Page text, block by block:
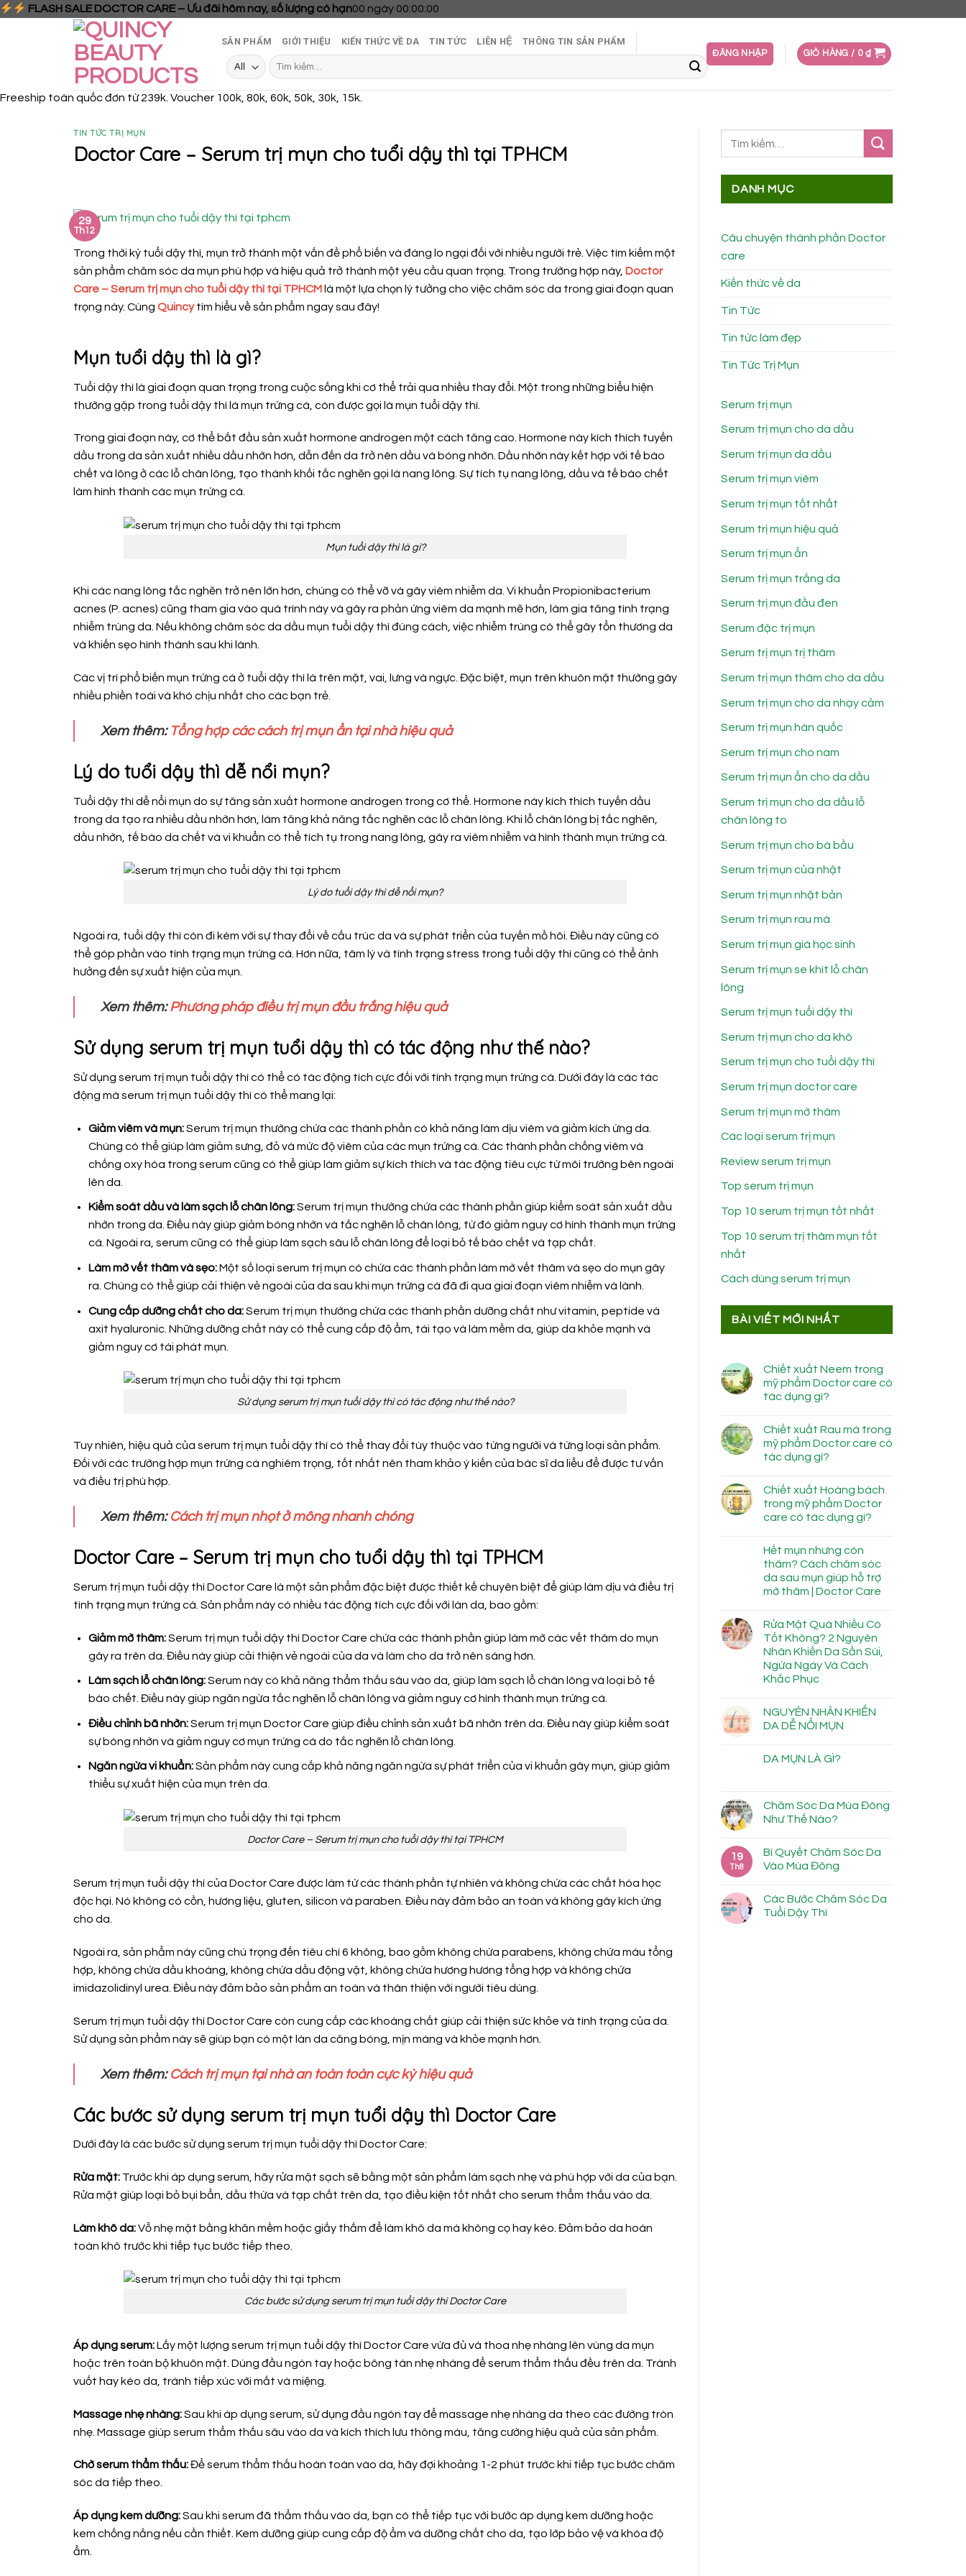
FLASH SALE DOCTOR CARE – Ưu đãi hôm nay, số lượng có hạn00 ngày 00:00:00
SẢN PHẨM GIỚI THIỆU KIẾN THỨC VỀ DA TIN TỨC LIÊN HỆ THÔNG TIN SẢN PHẨM
Tìm
kiếm:
ĐĂNG NHẬP GIỎ HÀNG / 0 ₫
Freeship toàn quốc đơn từ 239k. Voucher 100k, 80k, 60k, 50k, 30k, 15k.
TIN TỨC TRỊ MỤN
Doctor Care – Serum trị mụn cho tuổi dậy thì tại TPHCM
29
Th12
Trong thời kỳ tuổi dậy thì, mụn trở thành một vấn đề phổ biến và đáng lo ngại đối với nhiều người trẻ. Việc tìm kiếm một
sản phẩm chăm sóc da mụn phù hợp và hiệu quả trở thành một yêu cầu quan trọng. Trong trường hợp này, Doctor
Care – Serum trị mụn cho tuổi dậy thì tại TPHCM là một lựa chọn lý tưởng cho việc chăm sóc da trong giai đoạn quan
trọng này. Cùng Quincytìm hiểu về sản phẩm ngay sau đây!
Mụn tuổi dậy thì là gì?
Tuổi dậy thì là giai đoạn quan trọng trong cuộc sống khi cơ thể trải qua nhiều thay đổi. Một trong những biểu hiện
thường gặp trong tuổi dậy thì là mụn trứng cá, còn được gọi là mụn tuổi dậy thì.
Trong giai đoạn này, cơ thể bắt đầu sản xuất hormone androgen một cách tăng cao. Hormone này kích thích tuyến
dầu trong da sản xuất nhiều dầu nhờn hơn, dẫn đến da trở nên dầu và bóng nhờn. Dầu nhờn này kết hợp với tế bào
chết và lông ở các lỗ chân lông, tạo thành khối tắc nghẽn gọi là nang lông. Sự tích tụ nang lông, dầu và tế bào chết
làm hình thành các mụn trứng cá.
Mụn tuổi dậy thì là gì?
Khi các nang lông tắc nghẽn trở nên lớn hơn, chúng có thể vỡ và gây viêm nhiễm da. Vi khuẩn Propionibacterium
acnes (P. acnes) cũng tham gia vào quá trình này và gây ra phản ứng viêm da mạnh mẽ hơn, làm gia tăng tình trạng
nhiễm trùng da. Nếu không chăm sóc da dầu mụn tuổi dậy thì đúng cách, việc nhiễm trùng có thể gây tổn thương da
và khiến sẹo hình thành sau khi lành.
Các vị trí phổ biến mụn trứng cá ở tuổi dậy thì là trên mặt, vai, lưng và ngực. Đặc biệt, mụn trên khuôn mặt thường gây
nhiều phiền toái và khó chịu nhất cho các bạn trẻ.
Xem thêm: Tổng hợp các cách trị mụn ẩn tại nhà hiệu quả
Lý do tuổi dậy thì dễ nổi mụn?
Tuổi dậy thì dễ nổi mụn do sự tăng sản xuất hormone androgen trong cơ thể. Hormone này kích thích tuyến dầu
trong da tạo ra nhiều dầu nhờn hơn, làm tăng khả năng tắc nghẽn các lỗ chân lông. Khi lỗ chân lông bị tắc nghẽn,
dầu nhờn, tế bào da chết và vi khuẩn có thể tích tụ trong nang lông, gây ra viêm nhiễm và hình thành mụn trứng cá.
Lý do tuổi dậy thì dễ nổi mụn?
Ngoài ra, tuổi dậy thì còn đi kèm với sự thay đổi về cấu trúc da và sự phát triển của tuyến mồ hôi. Điều này cũng có
thể góp phần vào tình trạng mụn trứng cá. Hơn nữa, tâm lý và tình trạng stress trong tuổi dậy thì cũng có thể ảnh
hưởng đến sự xuất hiện của mụn.
Xem thêm: Phương pháp điều trị mụn đầu trắng hiệu quả
Sử dụng serum trị mụn tuổi dậy thì có tác động như thế nào?
Sử dụng serum trị mụn tuổi dậy thì có thể có tác động tích cực đối với tình trạng mụn trứng cá. Dưới đây là các tác
động mà serum trị mụn tuổi dậy thì có thể mang lại:
Giảm viêm và mụn:Serum trị mụn thường chứa các thành phần có khả năng làm dịu viêm và giảm kích ứng da.
Chúng có thể giúp làm giảm sưng, đỏ và mức độ viêm của các mụn trứng cá. Các thành phần chống viêm và
chống oxy hóa trong serum cũng có thể giúp làm giảm sự kích thích và tác động tiêu cực từ môi trường bên ngoài
lên da.
Kiểm soát dầu và làm sạch lỗ chân lông:Serum trị mụn thường chứa các thành phần giúp kiểm soát sản xuất dầu
nhờn trong da. Điều này giúp giảm bóng nhờn và tắc nghẽn lỗ chân lông, từ đó giảm nguy cơ hình thành mụn trứng
cá. Ngoài ra, serum cũng có thể giúp làm sạch sâu lỗ chân lông để loại bỏ tế bào chết và tạp chất.
Làm mờ vết thâm và sẹo:Một số loại serum trị mụn có chứa các thành phần làm mờ vết thâm và sẹo do mụn gây
ra. Chúng có thể giúp cải thiện vẻ ngoài của da sau khi mụn trứng cá đã đi qua giai đoạn viêm nhiễm và lành.
Cung cấp dưỡng chất cho da:Serum trị mụn thường chứa các thành phần dưỡng chất như vitamin, peptide và
axit hyaluronic. Những dưỡng chất này có thể cung cấp độ ẩm, tái tạo và làm mềm da, giúp da khỏe mạnh và
giảm nguy cơ tái phát mụn.
Sử dụng serum trị mụn tuổi dậy thì có tác động như thế nào?
Tuy nhiên, hiệu quả của serum trị mụn tuổi dậy thì có thể thay đổi tùy thuộc vào từng người và từng loại sản phẩm.
Đối với các trường hợp mụn trứng cá nghiêm trọng, tốt nhất nên tham khảo ý kiến của bác sĩ da liễu để được tư vấn
và điều trị phù hợp.
Xem thêm: Cách trị mụn nhọt ở mông nhanh chóng
Doctor Care – Serum trị mụn cho tuổi dậy thì tại TPHCM
Serum trị mụn tuổi dậy thì Doctor Care là một sản phẩm đặc biệt được thiết kế chuyên biệt để giúp làm dịu và điều trị
tình trạng mụn trứng cá. Sản phẩm này có nhiều tác động tích cực đối với làn da, bao gồm:
Giảm mờ thâm:Serum trị mụn tuổi dậy thì Doctor Care chứa các thành phần giúp làm mờ các vết thâm do mụn
gây ra trên da. Điều này giúp cải thiện vẻ ngoài của da và làm cho da trở nên sáng hơn.
Làm sạch lỗ chân lông:Serum này có khả năng thẩm thấu sâu vào da, giúp làm sạch lỗ chân lông và loại bỏ tế
bào chết. Điều này giúp ngăn ngừa tắc nghẽn lỗ chân lông và giảm nguy cơ hình thành mụn trứng cá.
Điều chỉnh bã nhờn:Serum trị mụn Doctor Care giúp điều chỉnh sản xuất bã nhờn trên da. Điều này giúp kiểm soát
sự bóng nhờn và giảm nguy cơ mụn trứng cá do tắc nghẽn lỗ chân lông.
Ngăn ngừa vi khuẩn:Sản phẩm này cung cấp khả năng ngăn ngừa sự phát triển của vi khuẩn gây mụn, giúp giảm
thiểu sự xuất hiện của mụn trên da.
Doctor Care – Serum trị mụn cho tuổi dậy thì tại TPHCM
Serum trị mụn tuổi dậy thì của Doctor Care được làm từ các thành phần tự nhiên và không chứa các chất hóa học
độc hại. Nó không có cồn, hương liệu, gluten, silicon và paraben. Điều này đảm bảo an toàn và không gây kích ứng
cho da.
Ngoài ra, sản phẩm này cũng chú trọng đến tiêu chí 6 không, bao gồm không chứa parabens, không chứa màu tổng
hợp, không chứa dầu khoáng, không chứa dầu động vật, không chứa hương hương tổng hợp và không chứa
imidazolidinyl urea. Điều này đảm bảo sản phẩm an toàn và thân thiện với người tiêu dùng.
Serum trị mụn tuổi dậy thì Doctor Care còn cung cấp các khoáng chất giúp cải thiện sức khỏe và tình trạng của da.
Sử dụng sản phẩm này sẽ giúp bạn có một làn da căng bóng, mịn màng và khỏe mạnh hơn.
Xem thêm: Cách trị mụn tại nhà an toàn toàn cực kỳ hiệu quả
Các bước sử dụng serum trị mụn tuổi dậy thì Doctor Care
Dưới đây là các bước sử dụng serum trị mụn tuổi dậy thì Doctor Care:
Rửa mặt: Trước khi áp dụng serum, hãy rửa mặt sạch sẽ bằng một sản phẩm làm sạch nhẹ và phù hợp với da của bạn.
Rửa mặt giúp loại bỏ bụi bẩn, dầu thừa và tạp chất trên da, tạo điều kiện tốt nhất cho serum thẩm thấu vào da.
Làm khô da:Vỗ nhẹ mặt bằng khăn mềm hoặc giấy thấm để làm khô da mà không cọ hay kéo. Đảm bảo da hoàn
toàn khô trước khi tiếp tục bước tiếp theo.
Các bước sử dụng serum trị mụn tuổi dậy thì Doctor Care
Áp dụng serum:Lấy một lượng serum trị mụn tuổi dậy thì Doctor Care vừa đủ và thoa nhẹ nhàng lên vùng da mụn
hoặc trên toàn bộ khuôn mặt. Dùng đầu ngón tay hoặc bông tán nhẹ nhàng để serum thẩm thấu đều trên da. Tránh
vuốt hay kéo da, tránh tiếp xúc với mắt và miệng.
Massage nhẹ nhàng:Sau khi áp dụng serum, sử dụng đầu ngón tay để massage nhẹ nhàng da theo các đường tròn
nhẹ. Massage giúp serum thẩm thấu sâu vào da và kích thích lưu thông máu, tăng cường hiệu quả của sản phẩm.
Chờ serum thẩm thấu:Để serum thẩm thấu hoàn toàn vào da, hãy đợi khoảng 1-2 phút trước khi tiếp tục bước chăm
sóc da tiếp theo.
Áp dụng kem dưỡng:Sau khi serum đã thẩm thấu vào da, bạn có thể tiếp tục với bước áp dụng kem dưỡng hoặc
kem chống nắng nếu cần thiết. Kem dưỡng giúp cung cấp độ ẩm và dưỡng chất cho da, tạo lớp bảo vệ và khóa độ
ẩm.
DANH MỤC
Câu chuyện thành phần Doctor
care
Kiến thức về da
Tin Tức
Tin tức làm đẹp
Tin Tức Trị Mụn
Serum trị mụn
Serum trị mụn cho da dầu
Serum trị mụn da dầu
Serum trị mụn viêm
Serum trị mụn tốt nhất
Serum trị mụn hiệu quả
Serum trị mụn ẩn
Serum trị mụn trắng da
Serum trị mụn đầu đen
Serum đặc trị mụn
Serum trị mụn trị thâm
Serum trị mụn thâm cho da dầu
Serum trị mụn cho da nhạy cảm
Serum trị mụn hàn quốc
Serum trị mụn cho nam
Serum trị mụn ẩn cho da dầu
Serum trị mụn cho da dầu lỗ
chân lông to
Serum trị mụn cho bà bầu
Serum trị mụn của nhật
Serum trị mụn nhật bản
Serum trị mụn rau má
Serum trị mụn giá học sinh
Serum trị mụn se khít lỗ chân
lông
Serum trị mụn tuổi dậy thì
Serum trị mụn cho da khô
Serum trị mụn cho tuổi dậy thì
Serum trị mụn doctor care
Serum trị mụn mờ thâm
Các loại serum trị mụn
Review serum trị mụn
Top serum trị mụn
Top 10 serum trị mụn tốt nhất
Top 10 serum trị thâm mụn tốt
nhất
Cách dùng serum trị mụn
BÀI VIẾT MỚI NHẤT
Chiết xuất Neem trong
mỹ phẩm Doctor care có
tác dụng gì?
Chiết xuất Rau má trong
mỹ phẩm Doctor care có
tác dụng gì?
Chiết xuất Hoàng bách
trong mỹ phẩm Doctor
care có tác dụng gì?
Hết mụn nhưng còn
thâm? Cách chăm sóc
da sau mụn giúp hỗ trợ
mờ thâm | Doctor Care
Rửa Mặt Quá Nhiều Có
Tốt Không? 2 Nguyên
Nhân Khiến Da Sần Sùi,
Ngứa Ngáy Và Cách
Khắc Phục
NGUYÊN NHÂN KHIẾN
DA DỄ NỔI MỤN
DA MỤN LÀ GÌ?
Chăm Sóc Da Mùa Đông
Như Thế Nào?
19
Th8
Bí Quyết Chăm Sóc Da
Vào Mùa Đông
Các Bước Chăm Sóc Da
Tuổi Dậy Thì